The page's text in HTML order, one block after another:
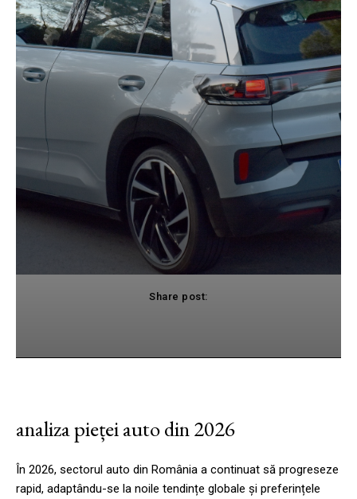
Share post:
analiza pieței auto din 2026
În 2026, sectorul auto din România a continuat să progreseze
rapid, adaptându-se la noile tendințe globale și preferințele